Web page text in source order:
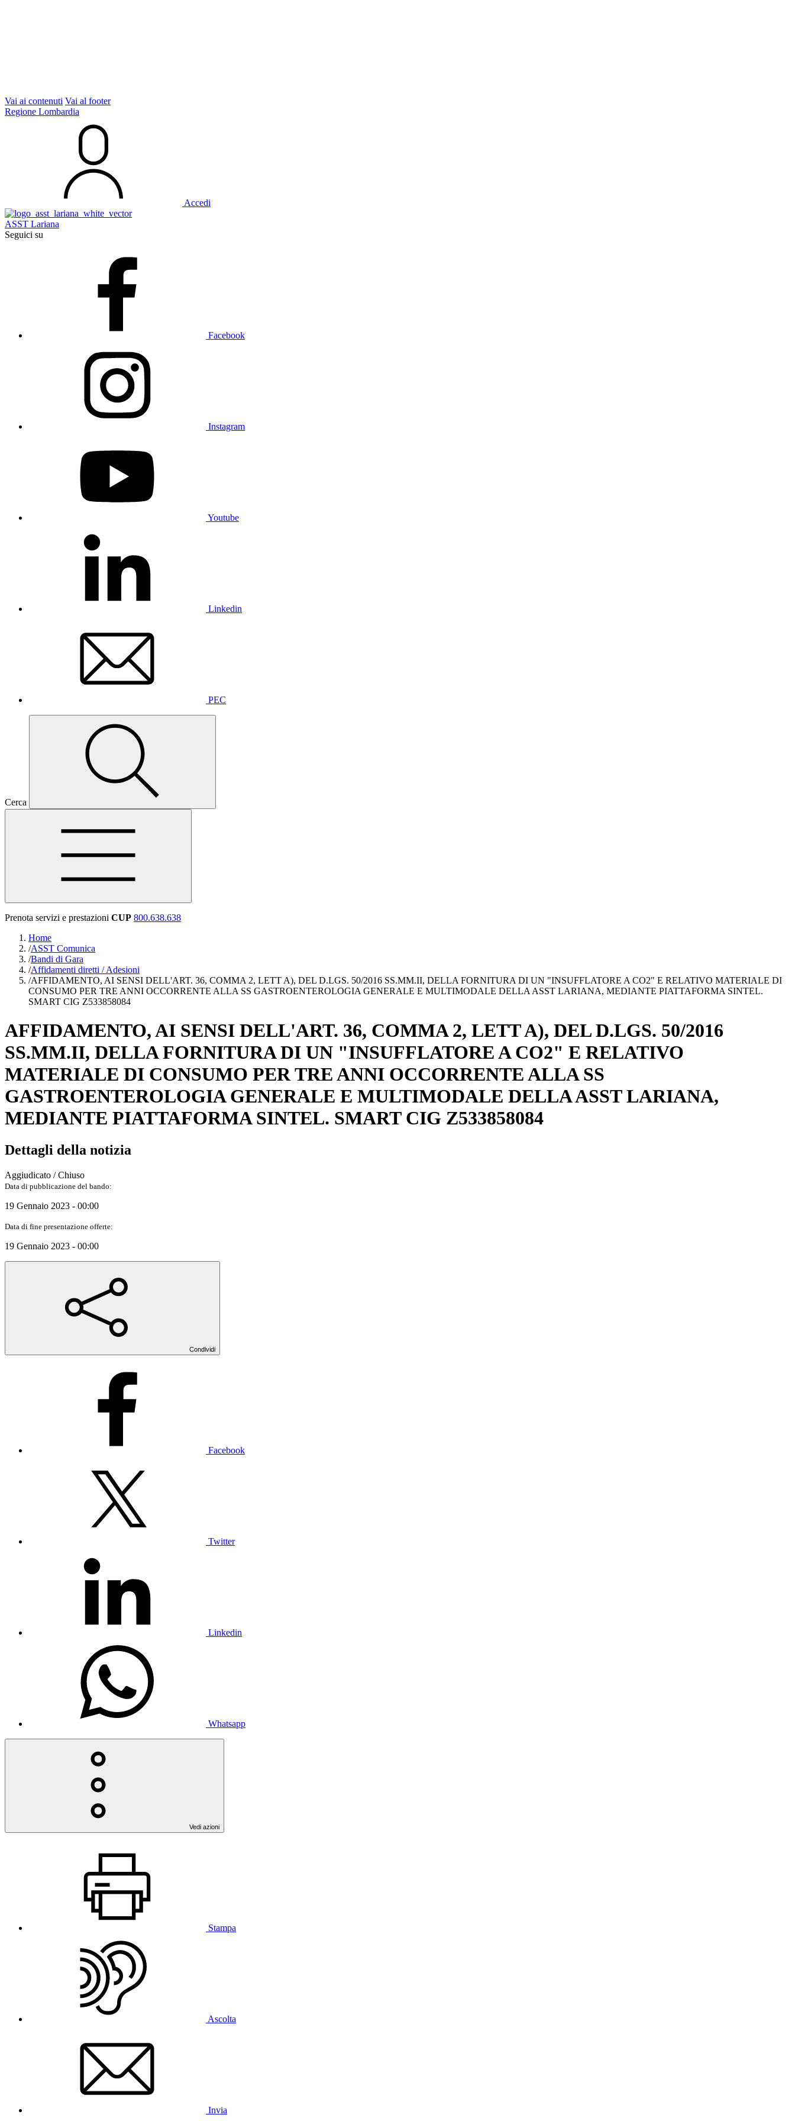
Vai ai contenuti Vai al footer
Regione Lombardia
Accedi
ASST Lariana
Seguici su
Facebook
Instagram
Youtube
Linkedin
PEC
Cerca
Prenota servizi e prestazioni CUP 800.638.638
Home
/ASST Comunica
/Bandi di Gara
/Affidamenti diretti / Adesioni
/AFFIDAMENTO, AI SENSI DELL'ART. 36, COMMA 2, LETT A), DEL D.LGS. 50/2016 SS.MM.II, DELLA FORNITURA DI UN "INSUFFLATORE A CO2" E RELATIVO MATERIALE DI
CONSUMO PER TRE ANNI OCCORRENTE ALLA SS GASTROENTEROLOGIA GENERALE E MULTIMODALE DELLA ASST LARIANA, MEDIANTE PIATTAFORMA SINTEL.
SMART CIG Z533858084
AFFIDAMENTO, AI SENSI DELL'ART. 36, COMMA 2, LETT A), DEL D.LGS. 50/2016
SS.MM.II, DELLA FORNITURA DI UN "INSUFFLATORE A CO2" E RELATIVO
MATERIALE DI CONSUMO PER TRE ANNI OCCORRENTE ALLA SS
GASTROENTEROLOGIA GENERALE E MULTIMODALE DELLA ASST LARIANA,
MEDIANTE PIATTAFORMA SINTEL. SMART CIG Z533858084
Dettagli della notizia
Aggiudicato / Chiuso
Data di pubblicazione del bando:
19 Gennaio 2023 - 00:00
Data di fine presentazione offerte:
19 Gennaio 2023 - 00:00
Condividi
Facebook
Twitter
Linkedin
Whatsapp
Vedi azioni
Stampa
Ascolta
Invia